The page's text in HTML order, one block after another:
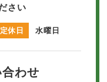
さい
定休日 水曜日
わせ